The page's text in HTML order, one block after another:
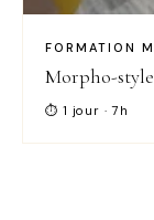
FORMATION
Morpho-style
⏱ 1 jour · 7h